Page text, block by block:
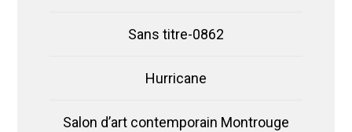
Sans titre-0862
Hurricane
Salon d’art contemporain Montrouge